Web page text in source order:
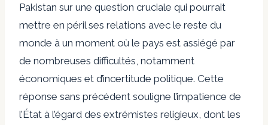
Pakistan sur une question cruciale qui pourrait
mettre en péril ses relations avec le reste du
monde à un moment où le pays est assiégé par
de nombreuses difficultés, notamment
économiques et d’incertitude politique. Cette
réponse sans précédent souligne l’impatience de
l’État à l’égard des extrémistes religieux, dont les